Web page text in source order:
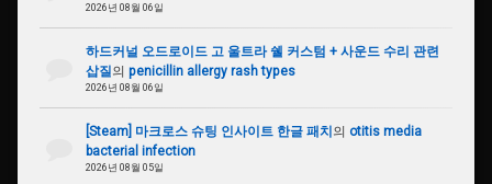
2026년 08월 06일
하드커널 오드로이드 고 울트라 쉘 커스텀 + 사운드 수리 관련
삽질의 penicillin allergy rash types
2026년 08월 06일
[Steam] 마크로스 슈팅 인사이트 한글 패치의 otitis media
bacterial infection
2026년 08월 05일